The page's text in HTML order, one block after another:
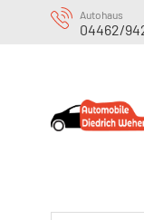
Autohaus
04462/